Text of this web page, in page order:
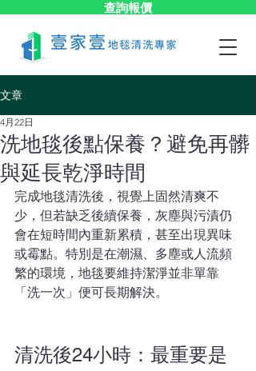
查詢報價
文章
洗地毯後點保養？避免再髒
與延長乾淨時間
4月22日
完成地毯清洗後，視覺上固然清爽不
少，但若缺乏後續保養，灰塵與污漬仍
會在短時間內重新累積，甚至出現異味
或霉點。特別是在潮濕、多塵或人流頻
繁的環境，地毯要維持潔淨並非單靠
「洗一次」便可長期解決。
清洗後24小時：最重要是